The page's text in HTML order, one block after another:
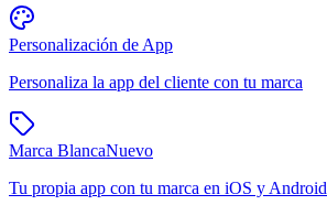
Personalización de App
Personaliza la app del cliente con tu marca
Marca BlancaNuevo
Tu propia app con tu marca en iOS y Android